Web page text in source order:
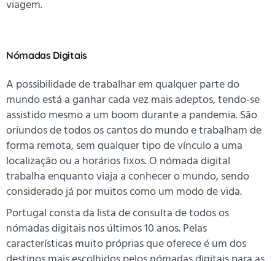
viagem.
Nómadas Digitais
A possibilidade de trabalhar em qualquer parte do
mundo está a ganhar cada vez mais adeptos, tendo-se
assistido mesmo a um boom durante a pandemia. São
oriundos de todos os cantos do mundo e trabalham de
forma remota, sem qualquer tipo de vínculo a uma
localização ou a horários fixos. O nómada digital
trabalha enquanto viaja a conhecer o mundo, sendo
considerado já por muitos como um modo de vida.
Portugal consta da lista de consulta de todos os
nómadas digitais nos últimos 10 anos. Pelas
características muito próprias que oferece é um dos